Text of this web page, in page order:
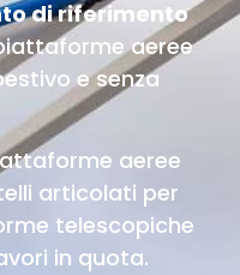
di riferimento
aeree
e senza
aeree
articolati per
telescopiche
in quota.